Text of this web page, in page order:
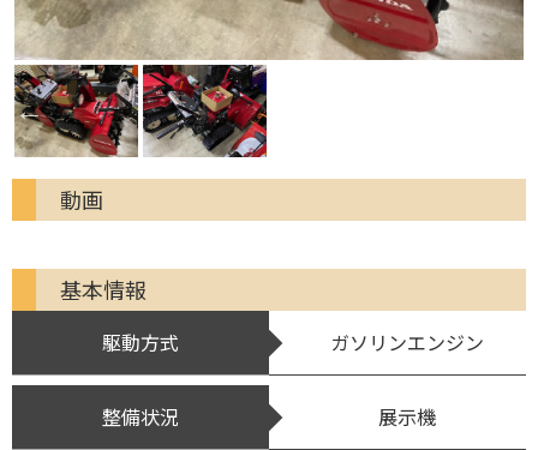
動画
基本情報
駆動方式 ガソリンエンジン
整備状況 展示機